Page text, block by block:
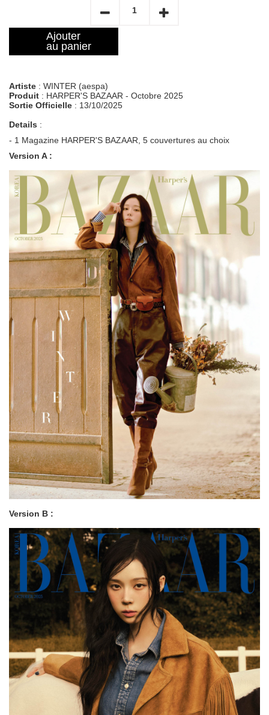
Ajouter
au panier
Artiste : WINTER (aespa)
Produit : HARPER'S BAZAAR - Octobre 2025
Sortie Officielle : 13/10/2025
Details :
- 1 Magazine HARPER'S BAZAAR, 5 couvertures au choix
Version A :
Version B :